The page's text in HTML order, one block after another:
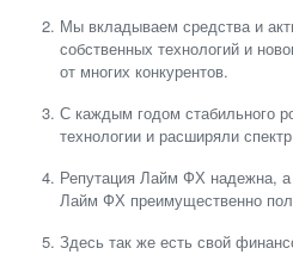
Мы вкладываем средства и
собственных технологий и
от многих конкурентов.
С каждым годом стабильного
технологии и расширяли
Репутация Лайм ФХ надежна,
Лайм ФХ преимущественно
Здесь так же есть свой